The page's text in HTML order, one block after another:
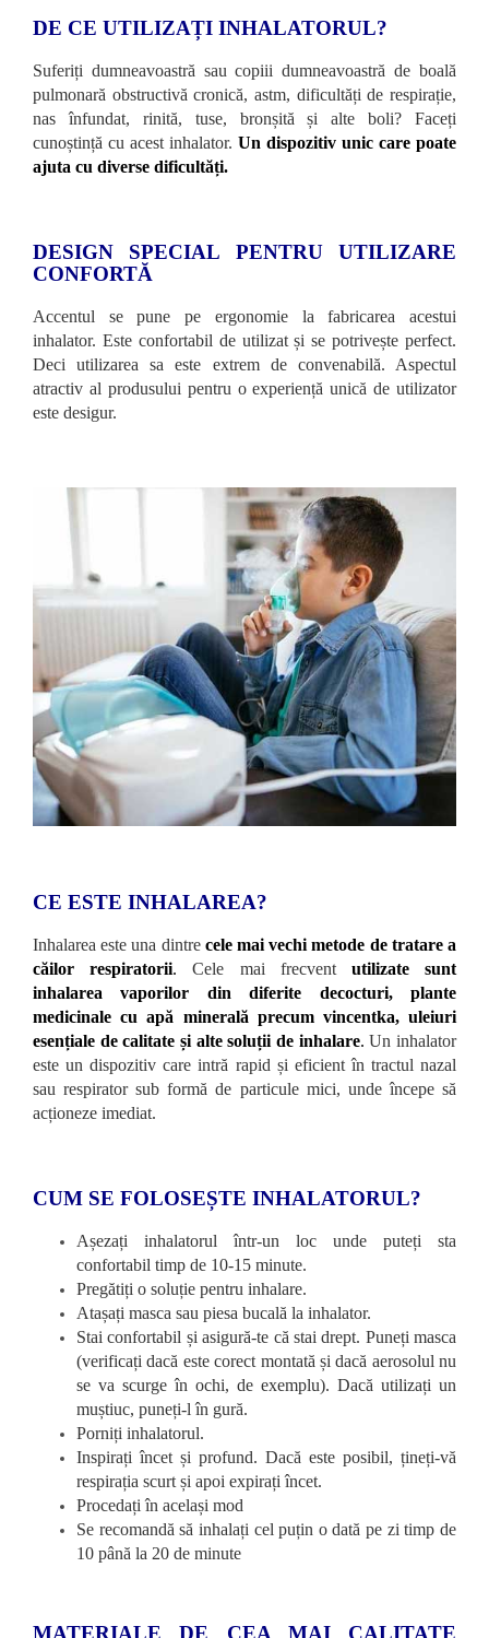
DE CE UTILIZAȚI INHALATORUL?
Suferiți dumneavoastră sau copiii dumneavoastră de boală
pulmonară obstructivă cronică, astm, dificultăți de respirație,
nas înfundat, rinită, tuse, bronșită și alte boli? Faceți
cunoștință cu acest inhalator. Un dispozitiv unic care poate
ajuta cu diverse dificultăți.
DESIGN SPECIAL PENTRU UTILIZARE
CONFORTĂ
Accentul se pune pe ergonomie la fabricarea acestui
inhalator. Este confortabil de utilizat și se potrivește perfect.
Deci utilizarea sa este extrem de convenabilă. Aspectul
atractiv al produsului pentru o experiență unică de utilizator
este desigur.
CE ESTE INHALAREA?
Inhalarea este una dintre cele mai vechi metode de tratare a
căilor respiratorii. Cele mai frecvent utilizate sunt
inhalarea vaporilor din diferite decocturi, plante
medicinale cu apă minerală precum vincentka, uleiuri
esențiale de calitate și alte soluții de inhalare. Un inhalator
este un dispozitiv care intră rapid și eficient în tractul nazal
sau respirator sub formă de particule mici, unde începe să
acționeze imediat.
CUM SE FOLOSEȘTE INHALATORUL?
Așezați inhalatorul într-un loc unde puteți sta
confortabil timp de 10-15 minute.
Pregătiți o soluție pentru inhalare.
Atașați masca sau piesa bucală la inhalator.
Stai confortabil și asigură-te că stai drept. Puneți masca
(verificați dacă este corect montată și dacă aerosolul nu
se va scurge în ochi, de exemplu). Dacă utilizați un
muștiuc, puneți-l în gură.
Porniți inhalatorul.
Inspirați încet și profund. Dacă este posibil, țineți-vă
respirația scurt și apoi expirați încet.
Procedați în același mod
Se recomandă să inhalați cel puțin o dată pe zi timp de
10 până la 20 de minute